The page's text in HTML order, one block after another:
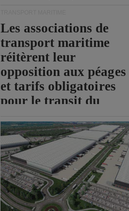
Les associations de
transport maritime
réitèrent leur
opposition aux péages
et tarifs obligatoires
pour le transit du